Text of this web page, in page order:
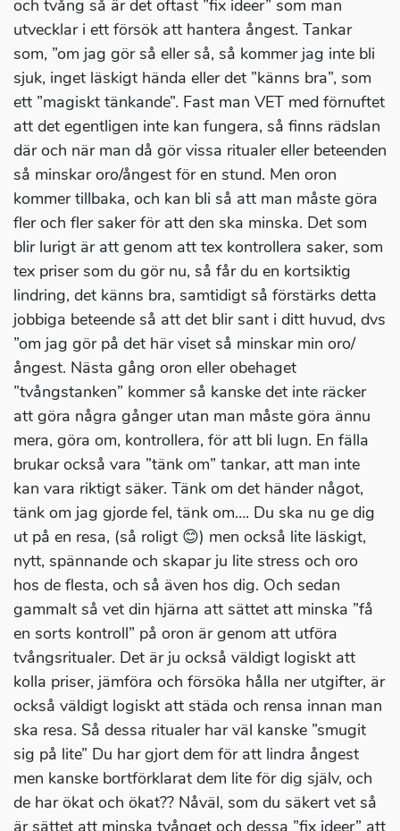
och tvång så är det oftast ”fix ideer” som man
utvecklar i ett försök att hantera ångest. Tankar
som, ”om jag gör så eller så, så kommer jag inte bli
sjuk, inget läskigt hända eller det ”känns bra”, som
ett ”magiskt tänkande”. Fast man VET med förnuftet
att det egentligen inte kan fungera, så finns rädslan
där och när man då gör vissa ritualer eller beteenden
så minskar oro/ångest för en stund. Men oron
kommer tillbaka, och kan bli så att man måste göra
fler och fler saker för att den ska minska. Det som
blir lurigt är att genom att tex kontrollera saker, som
tex priser som du gör nu, så får du en kortsiktig
lindring, det känns bra, samtidigt så förstärks detta
jobbiga beteende så att det blir sant i ditt huvud, dvs
”om jag gör på det här viset så minskar min oro/
ångest. Nästa gång oron eller obehaget
”tvångstanken” kommer så kanske det inte räcker
att göra några gånger utan man måste göra ännu
mera, göra om, kontrollera, för att bli lugn. En fälla
brukar också vara ”tänk om” tankar, att man inte
kan vara riktigt säker. Tänk om det händer något,
tänk om jag gjorde fel, tänk om…. Du ska nu ge dig
ut på en resa, (så roligt 😊) men också lite läskigt,
nytt, spännande och skapar ju lite stress och oro
hos de flesta, och så även hos dig. Och sedan
gammalt så vet din hjärna att sättet att minska ”få
en sorts kontroll” på oron är genom att utföra
tvångsritualer. Det är ju också väldigt logiskt att
kolla priser, jämföra och försöka hålla ner utgifter, är
också väldigt logiskt att städa och rensa innan man
ska resa. Så dessa ritualer har väl kanske ”smugit
sig på lite” Du har gjort dem för att lindra ångest
men kanske bortförklarat dem lite för dig själv, och
de har ökat och ökat?? Nåväl, som du säkert vet så
är sättet att minska tvånget och dessa ”fix ideer” att